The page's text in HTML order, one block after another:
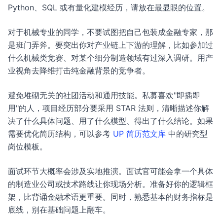
Python、SQL 或有量化建模经历，请放在最显眼的位置。
对于机械专业的同学，不要试图把自己包装成金融专家，那
是班门弄斧。要突出你对产业链上下游的理解，比如参加过
什么机械类竞赛、对某个细分制造领域有过深入调研。用产
业视角去降维打击纯金融背景的竞争者。
避免堆砌无关的社团活动和通用技能。私募喜欢"即插即
用"的人，项目经历部分要采用 STAR 法则，清晰描述你解
决了什么具体问题、用了什么模型、得出了什么结论。如果
需要优化简历结构，可以参考 UP 简历范文库 中的研究型
岗位模板。
面试环节大概率会涉及实地推演。面试官可能会拿一个具体
的制造业公司或技术路线让你现场分析。准备好你的逻辑框
架，比背诵金融术语更重要。同时，熟悉基本的财务指标是
底线，别在基础问题上翻车。